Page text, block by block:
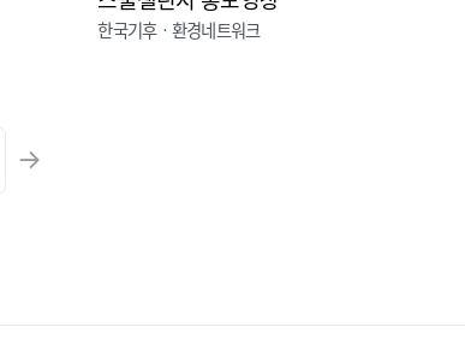
한국기후ㆍ환경네트워크